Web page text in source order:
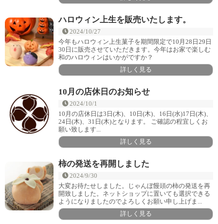
ハロウィン上生を販売いたします。
2024/10/27
今年もハロウィン上生菓子を期間限定で10月28日29日
30日に販売させていただきます。今年はお家で楽しむ
和のハロウィンはいかがですか？
詳しく見る
10月の店休日のお知らせ
2024/10/1
10月の店休日は3日(木)、10日(木)、16日(水)17日(木)、
24日(木)、31日(木)となります。 ご確認の程宜しくお
願い致します...
詳しく見る
柿の発送を再開しました
2024/9/30
大変お待たせしました。じゃんぼ饅頭の柿の発送を再
開致しました。ネットショップに置いても選択できる
ようになりましたのでよろしくお願い申し上げま...
詳しく見る